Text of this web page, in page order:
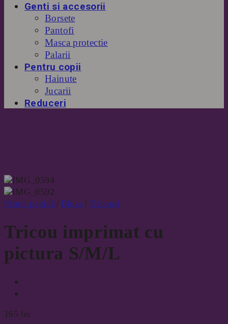
Genti si accesorii
Borsete
Pantofi
Masca protectie
Palarii
Pentru copii
Hainute
Jucarii
Reduceri
Prima pagină / Bluze / Tricouri
Tricou imprimat cu
pictura S/M/L
165 lei